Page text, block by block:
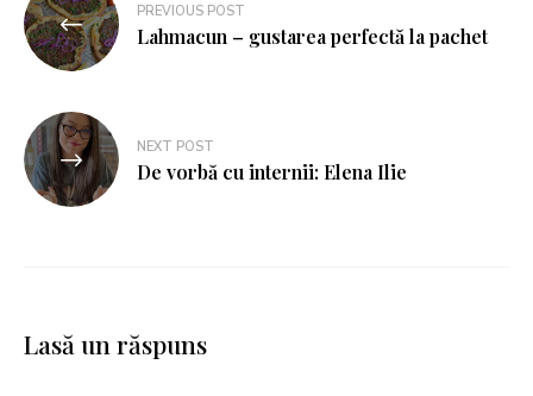
PREVIOUS POST
Lahmacun – gustarea perfectă la pachet
NEXT POST
De vorbă cu internii: Elena Ilie
Lasă un răspuns